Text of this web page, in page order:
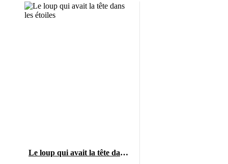
Le loup qui avait la tête dans